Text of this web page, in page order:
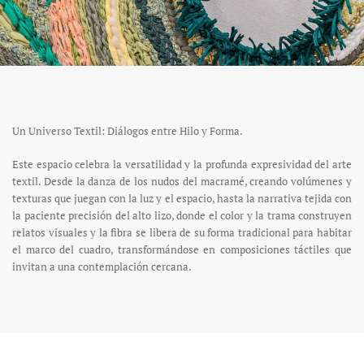
Un Universo Textil: Diálogos entre Hilo y Forma.
Este espacio celebra la versatilidad y la profunda expresividad del arte
textil. Desde la danza de los nudos del macramé, creando volúmenes y
texturas que juegan con la luz y el espacio, hasta la narrativa tejida con
la paciente precisión del alto lizo, donde el color y la trama construyen
relatos visuales y la fibra se libera de su forma tradicional para habitar
el marco del cuadro, transformándose en composiciones táctiles que
invitan a una contemplación cercana.